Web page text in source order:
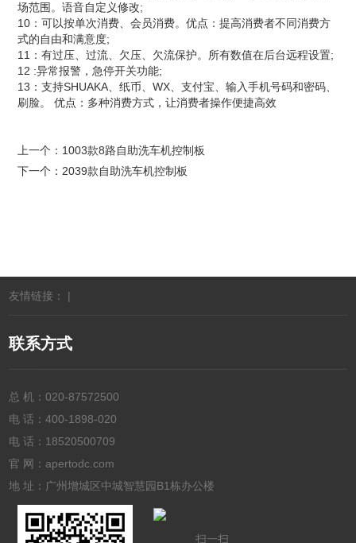
场范围。语音自定义修改;
10：可以按单次消费、会员消费。优点：提高消费者不同消费方
式的自由和满意度;
11：有过压、过流、欠压、欠流保护。所有数值在后台远程设置;
12 :异常报警，急停开关功能;
13：支持SHUAKA、纸币、WX、支付宝、输入手机号码和密码、
刷脸。 优点：多种消费方式，让消费者操作便捷高效
上一个： 1003款8路自助洗车机控制板
下一个： 2039款自助洗车机控制板
友情链接： |
联系方式
总 机：020-87572500
电 话：400-1898-020
电 话： 18520500709
官 网：apertodc.com
地 址：广州增城区中城智慧园B1栋办公楼
扫一扫